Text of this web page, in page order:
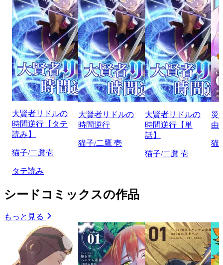
大賢者リドルの
時間逆行【タテ
読み】
猫子/二鷹壱
タテ読み
大賢者リドルの
時間逆行
猫子/二鷹 壱
大賢者リドルの
時間逆行【単
話】
猫子/二鷹 壱
災
由
猫
シードコミックスの作品
もっと見る